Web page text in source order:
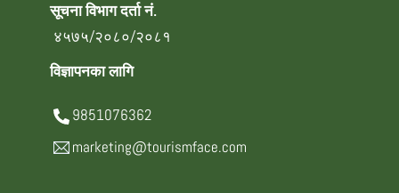
सूचना विभाग दर्ता नं.
४५७५/२०८०/२०८१
विज्ञापनका लागि
9851076362
marketing@tourismface.com